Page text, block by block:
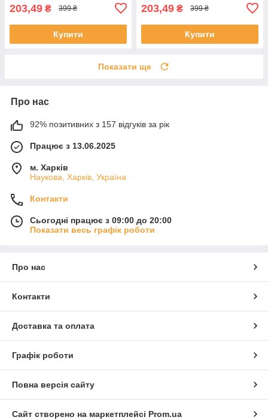
203,49 ₴ 399 ₴
Купити
203,49 ₴ 399 ₴
Купити
Показати ще
Про нас
92% позитивних з 157 відгуків за рік
Працює з 13.06.2025
м. Харків
Наукова, Харків, Україна
Контакти
Сьогодні працює з 09:00 до 20:00
Показати весь графік роботи
Про нас
Контакти
Доставка та оплата
Графік роботи
Повна версія сайту
Сайт створено на маркетплейсі Prom.ua